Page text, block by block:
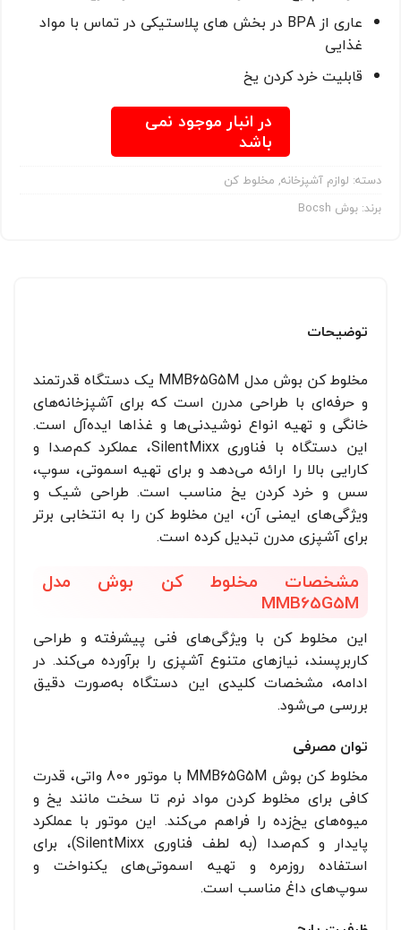
عاری از BPA در بخش های پلاستیکی در تماس با مواد
غذایی
قابلیت خرد کردن یخ
در انبار موجود نمی
باشد
دسته: لوازم آشپزخانه, مخلوط کن
برند: بوش Bocsh
توضیحات
مخلوط کن بوش مدل MMB65G5M یک دستگاه قدرتمند
و حرفه‌ای با طراحی مدرن است که برای آشپزخانه‌های
خانگی و تهیه انواع نوشیدنی‌ها و غذاها ایده‌آل است.
این دستگاه با فناوری SilentMixx، عملکرد کم‌صدا و
کارایی بالا را ارائه می‌دهد و برای تهیه اسموتی، سوپ،
سس و خرد کردن یخ مناسب است. طراحی شیک و
ویژگی‌های ایمنی آن، این مخلوط کن را به انتخابی برتر
برای آشپزی مدرن تبدیل کرده است.
مشخصات مخلوط کن بوش مدل
MMB65G5M
این مخلوط کن با ویژگی‌های فنی پیشرفته و طراحی
کاربرپسند، نیازهای متنوع آشپزی را برآورده می‌کند. در
ادامه، مشخصات کلیدی این دستگاه به‌صورت دقیق
بررسی می‌شود.
توان مصرفی
مخلوط کن بوش MMB65G5M با موتور 800 واتی، قدرت
کافی برای مخلوط کردن مواد نرم تا سخت مانند یخ و
میوه‌های یخ‌زده را فراهم می‌کند. این موتور با عملکرد
پایدار و کم‌صدا (به لطف فناوری SilentMixx)، برای
استفاده روزمره و تهیه اسموتی‌های یکنواخت و
سوپ‌های داغ مناسب است.